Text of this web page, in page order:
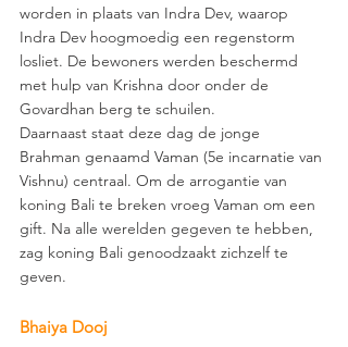
worden in plaats van Indra Dev, waarop
Indra Dev hoogmoedig een regenstorm
losliet. De bewoners werden beschermd
met hulp van Krishna door onder de
Govardhan berg te schuilen.
Daarnaast staat deze dag de jonge
Brahman genaamd Vaman (5e incarnatie van
Vishnu) centraal. Om de arrogantie van
koning Bali te breken vroeg Vaman om een
gift. Na alle werelden gegeven te hebben,
zag koning Bali genoodzaakt zichzelf te
geven.
Bhaiya Dooj